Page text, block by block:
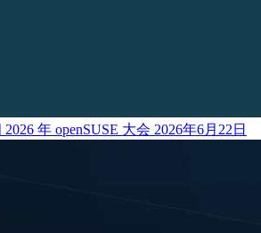
2026 年 openSUSE 大会 2026年6月22日